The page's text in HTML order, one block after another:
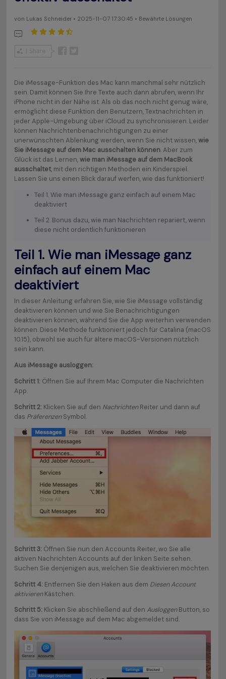
von Lukas Schneider• 2025-11-07 17:30:45 • Bewährte Lösungen
Die iMessage-Funktion des Mac kann manchmal sehr nützlich
sein. Damit können Sie Ihre Texte auch dann abrufen, wenn Ihr
iPhone nicht in der Nähe ist. Als ob das noch nicht genug wäre,
ermöglicht diese Funktion den Benutzern, Textnachrichten in
jeder Apple-Umgebung über iCloud zu synchronisieren. Leider
können Nachrichtenbenachrichtigungen zu einer
unerwünschten Ablenkung werden, wenn Sie nicht wissen,wie
Sie iMessage auf dem Mac ausschalten können. Aber zum
Glück ist das Lernen,wie man iMessage auf dem MacBook
ausschaltet, mit den richtigen Methoden ein Kinderspiel.
Lassen Sie uns einen Blick darauf werfen, wie das funktioniert!
Teil 1. Wie man iMessage ganz einfach auf einem Mac
deaktiviert
Teil 2. Bonus dazu, wie man Nachrichten repariert, wenn
diese nicht ordentlich funktionieren
Teil 1. Wie man iMessage ganz
einfach auf einem Mac
deaktiviert
In dieser Anleitung erfahren Sie, wie Sie iMessage vollständig
deaktivieren können und wie Sie Benachrichtigungen
deaktivieren können, während Sie die App weiterhin verwenden
können. Diese Methode funktioniert jedoch für Catalina (macOS
10.15), obwohl sie auch für ältere macOS-Versionen nützlich
sein kann.
Aus iMessage ausloggen:
Schritt 1: Öffnen Sie auf Ihrem Mac Computer die Nachrichten
App.
Schritt 2: Klicken Sie auf den NachrichtenReiter und dann auf
das PräferenzenSymbol.
Schritt 3: Öffnen Sie nun den Accounts Reiter, wo Sie alle
aktiven Nachrichten Accounts auf der linken Seite sehen.
Suchen Sie denjenigen aus, welchen Sie deaktivieren möchten.
Schritt 4: Entfernen Sie den Haken aus dem Diesen Account
aktivierenKästchen.
Schritt 5: Klicken Sie abschließend auf den AusloggenButton, so
dass Sie von iMessage auf dem Mac abgemeldet sind.